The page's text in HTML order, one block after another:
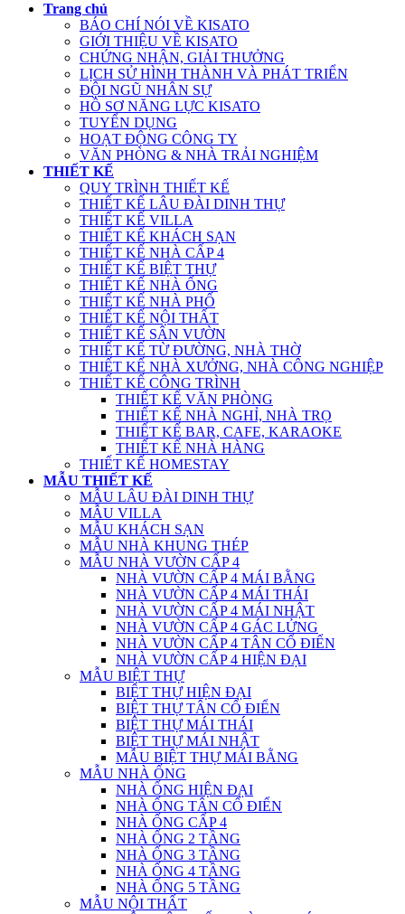
Trang chủ
BÁO CHÍ NÓI VỀ KISATO
GIỚI THIỆU VỀ KISATO
CHỨNG NHẬN, GIẢI THƯỞNG
LỊCH SỬ HÌNH THÀNH VÀ PHÁT TRIỂN
ĐỘI NGŨ NHÂN SỰ
HỒ SƠ NĂNG LỰC KISATO
TUYỂN DỤNG
HOẠT ĐỘNG CÔNG TY
VĂN PHÒNG & NHÀ TRẢI NGHIỆM
THIẾT KẾ
QUY TRÌNH THIẾT KẾ
THIẾT KẾ LÂU ĐÀI DINH THỰ
THIẾT KẾ VILLA
THIẾT KẾ KHÁCH SẠN
THIẾT KẾ NHÀ CẤP 4
THIẾT KẾ BIỆT THỰ
THIẾT KẾ NHÀ ỐNG
THIẾT KẾ NHÀ PHỐ
THIẾT KẾ NỘI THẤT
THIẾT KẾ SÂN VƯỜN
THIẾT KẾ TỪ ĐƯỜNG, NHÀ THỜ
THIẾT KẾ NHÀ XƯỞNG, NHÀ CÔNG NGHIỆP
THIẾT KẾ CÔNG TRÌNH
THIẾT KẾ VĂN PHÒNG
THIẾT KẾ NHÀ NGHỈ, NHÀ TRỌ
THIẾT KẾ BAR, CAFE, KARAOKE
THIẾT KẾ NHÀ HÀNG
THIẾT KẾ HOMESTAY
MẪU THIẾT KẾ
MẪU LÂU ĐÀI DINH THỰ
MẪU VILLA
MẪU KHÁCH SẠN
MẪU NHÀ KHUNG THÉP
MẪU NHÀ VƯỜN CẤP 4
NHÀ VƯỜN CẤP 4 MÁI BẰNG
NHÀ VƯỜN CẤP 4 MÁI THÁI
NHÀ VƯỜN CẤP 4 MÁI NHẬT
NHÀ VƯỜN CẤP 4 GÁC LỬNG
NHÀ VƯỜN CẤP 4 TÂN CỔ ĐIỂN
NHÀ VƯỜN CẤP 4 HIỆN ĐẠI
MẪU BIỆT THỰ
BIỆT THỰ HIỆN ĐẠI
BIỆT THỰ TÂN CỔ ĐIỂN
BIỆT THỰ MÁI THÁI
BIỆT THỰ MÁI NHẬT
MẪU BIỆT THỰ MÁI BẰNG
MẪU NHÀ ỐNG
NHÀ ỐNG HIỆN ĐẠI
NHÀ ỐNG TÂN CỔ ĐIỂN
NHÀ ỐNG CẤP 4
NHÀ ỐNG 2 TẦNG
NHÀ ỐNG 3 TẦNG
NHÀ ỐNG 4 TẦNG
NHÀ ỐNG 5 TẦNG
MẪU NỘI THẤT